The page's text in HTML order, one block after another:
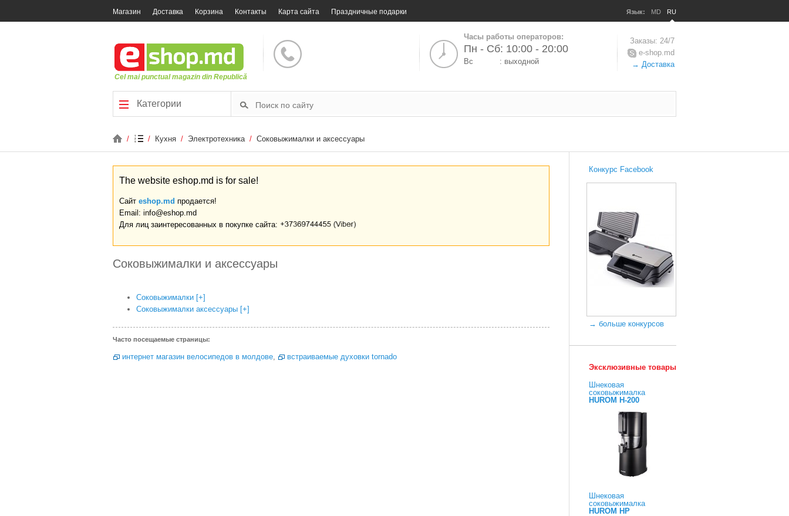
Магазин Доставка Корзина Контакты Карта сайта Праздничные подарки Язык: MD RU
Cel mai punctual magazin din Republică
Часы работы операторов:
Пн - Сб: 10:00 - 20:00
Вс : выходной
Заказы: 24/7
e-shop.md
→ Доставка
Категории
/ / Кухня / Электротехника / Соковыжималки и аксессуары
The website eshop.md is for sale!
Сайт eshop.md продается!
Email: info@eshop.md
Для лиц заинтересованных в покупке сайта:
Соковыжималки и аксессуары
Соковыжималки [+]
Соковыжималки аксессуары [+]
Часто посещаемые страницы:
интернет магазин велосипедов в молдове, встраиваемые духовки tornado
Конкурс Facebook
→ больше конкурсов
Эксклюзивные товары
Шнековая
соковыжималка
HUROM H-200
Шнековая
соковыжималка
HUROM HP